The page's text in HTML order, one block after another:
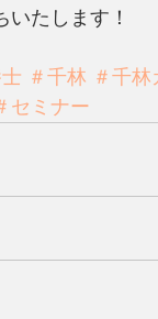
たします！
＃千林 ＃千林
セミナー